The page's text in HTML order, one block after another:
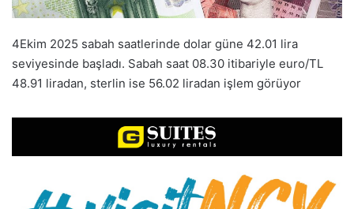
4Ekim 2025 sabah saatlerinde dolar güne 42.01 lira
seviyesinde başladı. Sabah saat 08.30 itibariyle euro/TL
48.91 liradan, sterlin ise 56.02 liradan işlem görüyor